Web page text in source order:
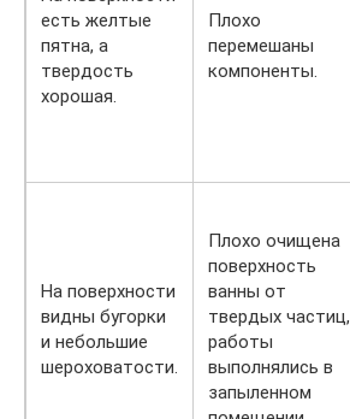
есть желтые
пятна, а
твердость
хорошая.
Плохо
перемешаны
компоненты.
На поверхности
видны бугорки
и небольшие
шероховатости.
Плохо очищена
поверхность
ванны от
твердых частиц,
работы
выполнялись в
запыленном